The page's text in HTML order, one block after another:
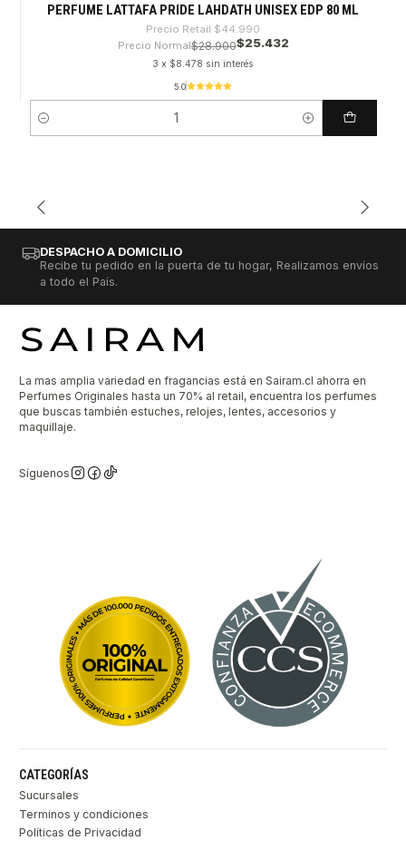
PERFUME LATTAFA PRIDE LAHDATH UNISEX EDP 80 ML
Precio Retail $44.990
Precio Normal$28.900$25.432
3 x $8.478 sin interés
5.0
Cantidad
DESPACHO A DOMICILIO
Recibe tu pedido en la puerta de tu hogar, Realizamos envíos
a todo el País.
La mas amplia variedad en fragancias está en Sairam.cl ahorra en
Perfumes Originales hasta un 70% al retail, encuentra los perfumes
que buscas también estuches, relojes, lentes, accesorios y
maquillaje.
Síguenos
CATEGORÍAS
Sucursales
Terminos y condiciones
Políticas de Privacidad